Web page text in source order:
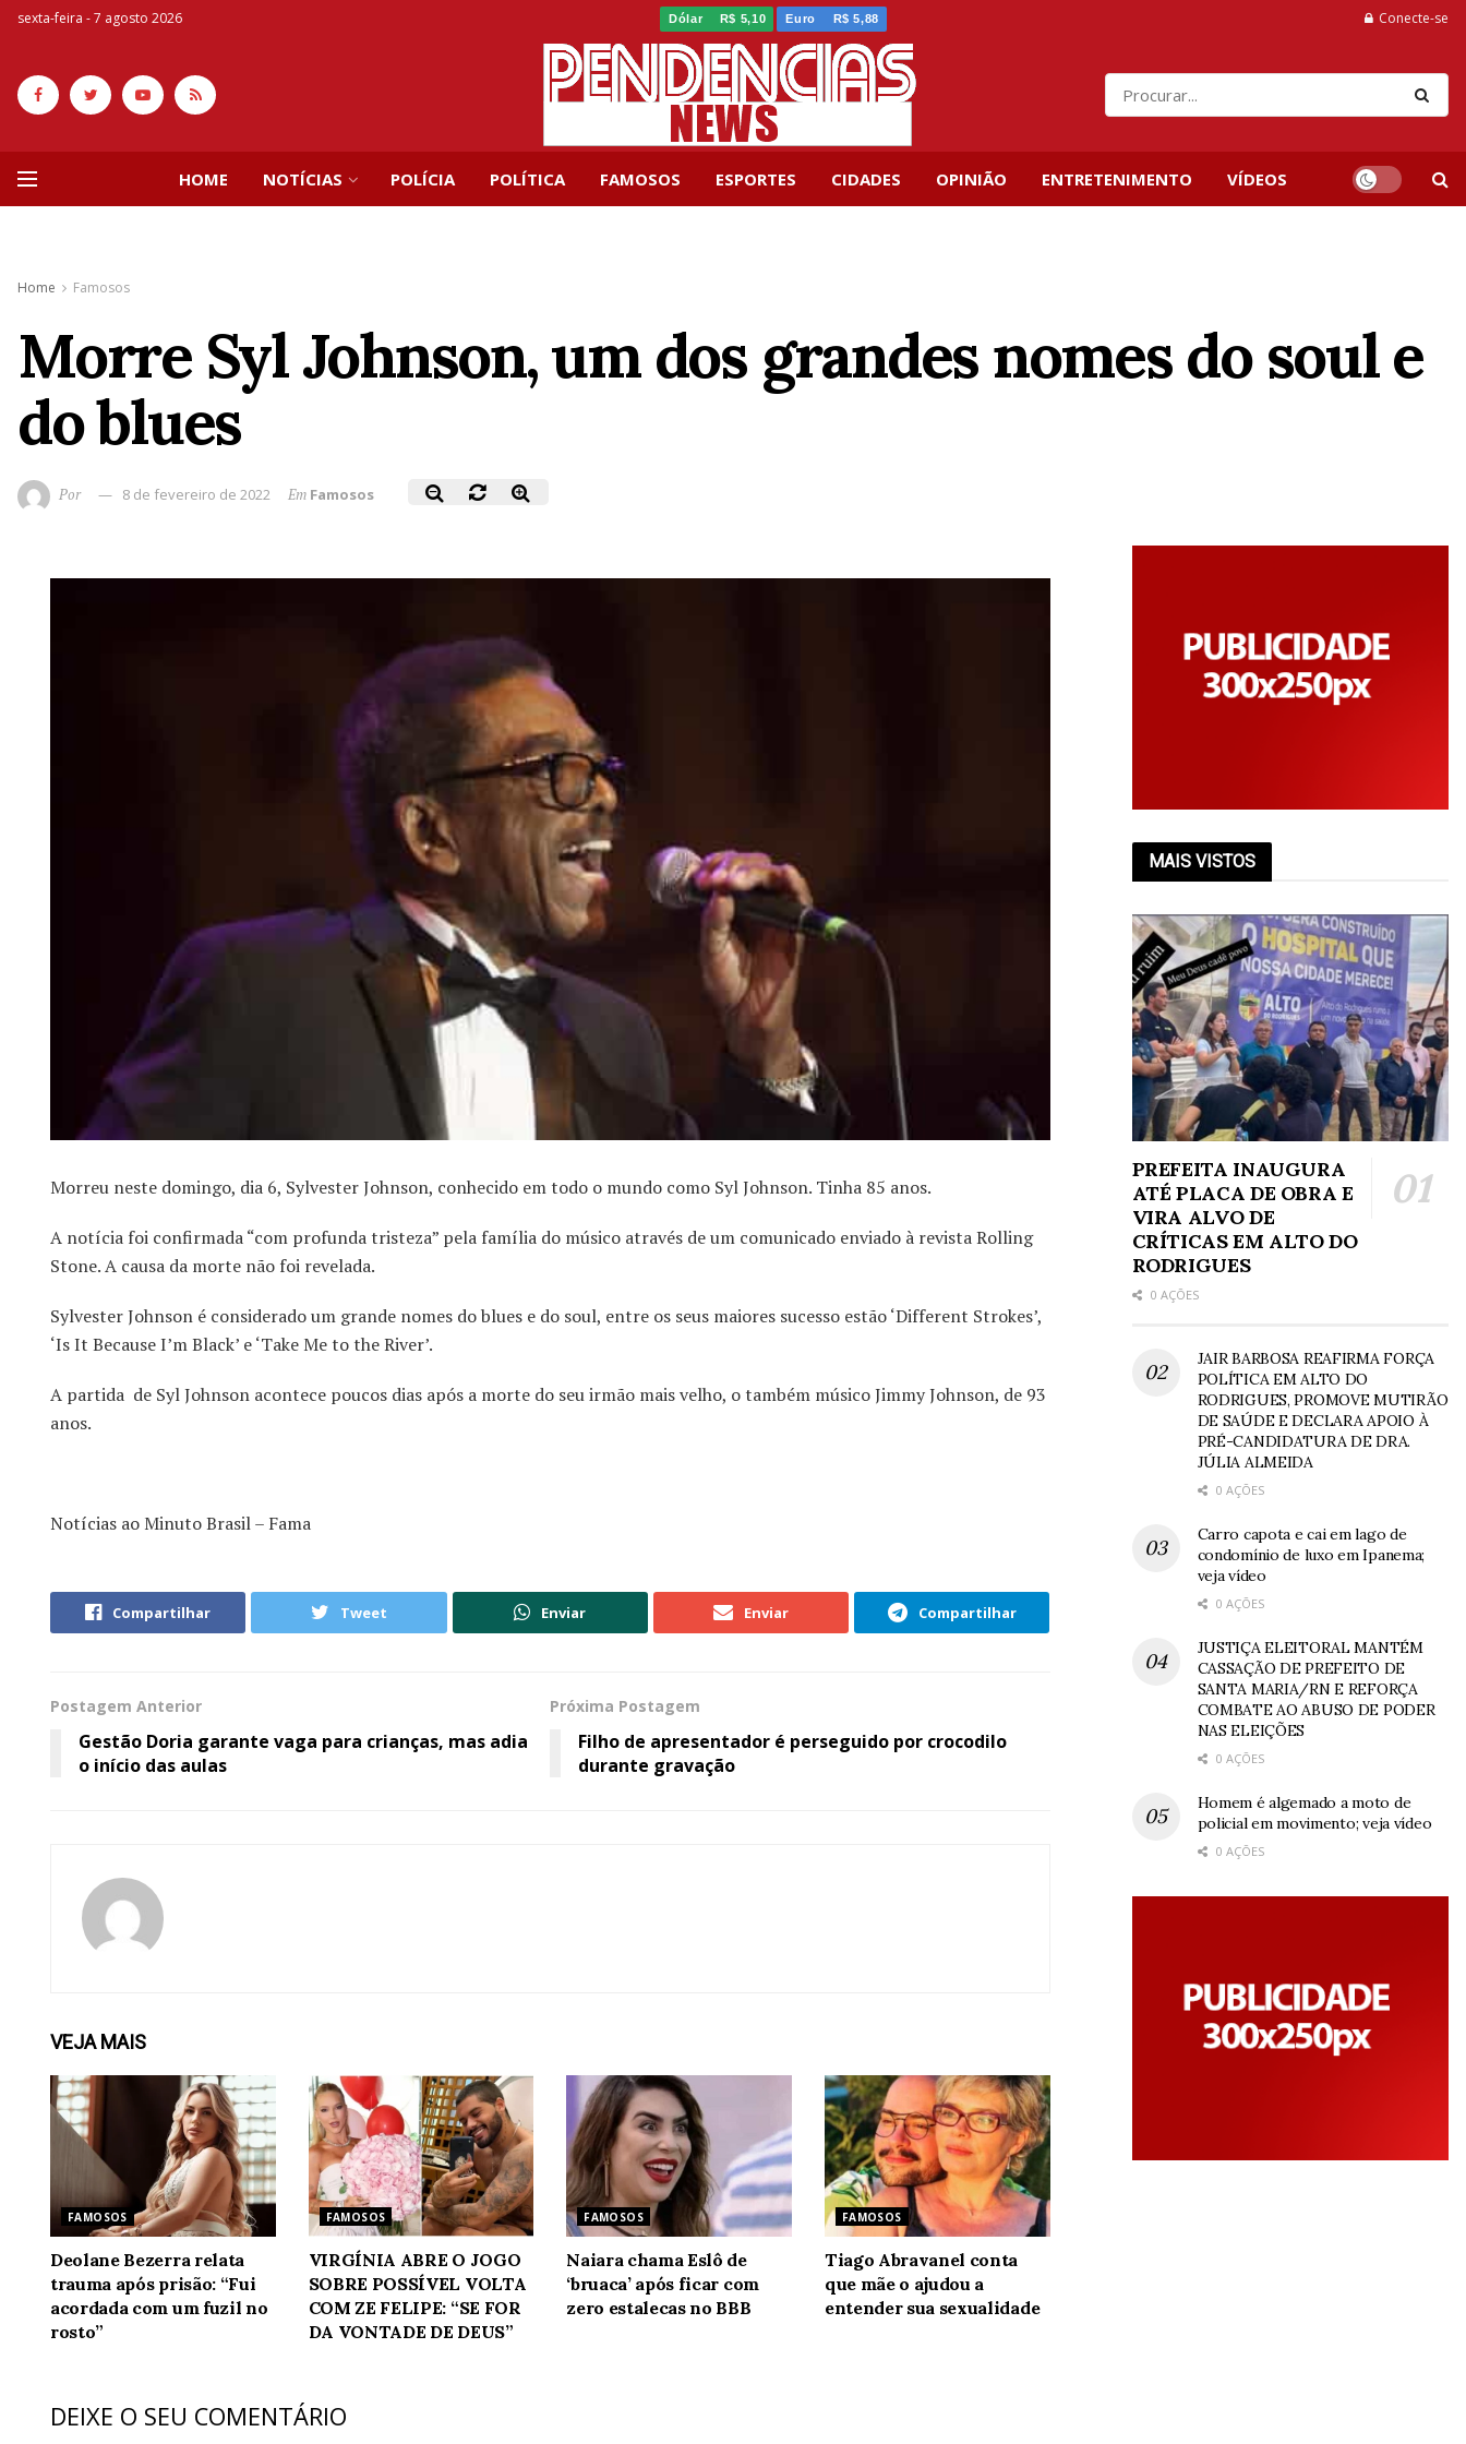
sexta-feira - 7 agosto 2026 Dólar R$ 5,10 Euro R$ 5,88 Conecte-se
HOME NOTÍCIAS POLÍCIA POLÍTICA FAMOSOS ESPORTES CIDADES OPINIÃO ENTRETENIMENTO VÍDEOS
Home Famosos
Morre Syl Johnson, um dos grandes nomes do soul e
do blues
Por 8 de fevereiro de 2022 Em Famosos
Morreu neste domingo, dia 6, Sylvester Johnson, conhecido em todo o mundo como Syl Johnson. Tinha 85 anos.
A notícia foi confirmada “com profunda tristeza” pela família do músico através de um comunicado enviado à revista Rolling
Stone. A causa da morte não foi revelada.
Sylvester Johnson é considerado um grande nomes do blues e do soul, entre os seus maiores sucesso estão ‘Different Strokes’,
‘Is It Because I’m Black’ e ‘Take Me to the River’.
A partida de Syl Johnson acontece poucos dias após a morte do seu irmão mais velho, o também músico Jimmy Johnson, de 93
anos.
Notícias ao Minuto Brasil – Fama
Compartilhar Tweet Enviar Enviar Compartilhar
Postagem Anterior
Gestão Doria garante vaga para crianças, mas adia
o início das aulas
Próxima Postagem
Filho de apresentador é perseguido por crocodilo
durante gravação
VEJAMAIS
FAMOSOS
Deolane Bezerra relata
trauma após prisão: “Fui
acordada com um fuzil no
rosto”
FAMOSOS
VIRGÍNIA ABRE O JOGO
SOBRE POSSÍVEL VOLTA
COM ZE FELIPE: “SE FOR
DA VONTADE DE DEUS”
FAMOSOS
Naiara chama Eslô de
‘bruaca’ após ficar com
zero estalecas no BBB
FAMOSOS
Tiago Abravanel conta
que mãe o ajudou a
entender sua sexualidade
DEIXE O SEU COMENTÁRIO
MAIS VISTOS
PREFEITA INAUGURA
ATÉ PLACA DE OBRA E
VIRA ALVO DE
CRÍTICAS EM ALTO DO
RODRIGUES
0 AÇÕES
JAIR BARBOSA REAFIRMA FORÇA
POLÍTICA EM ALTO DO
RODRIGUES, PROMOVE MUTIRÃO
DE SAÚDE E DECLARA APOIO À
PRÉ-CANDIDATURA DE DRA.
JÚLIA ALMEIDA
0 AÇÕES
Carro capota e cai em lago de
condomínio de luxo em Ipanema;
veja vídeo
0 AÇÕES
JUSTIÇA ELEITORAL MANTÉM
CASSAÇÃO DE PREFEITO DE
SANTA MARIA/RN E REFORÇA
COMBATE AO ABUSO DE PODER
NAS ELEIÇÕES
0 AÇÕES
Homem é algemado a moto de
policial em movimento; veja vídeo
0 AÇÕES